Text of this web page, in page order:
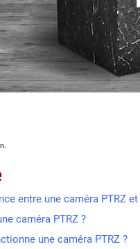
entre une caméra PTRZ
caméra PTRZ ?
une caméra PTRZ ?